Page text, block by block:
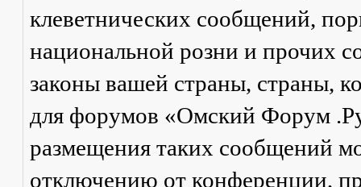
клеветнических сообщений,
национальной розни и прочих
законы вашей страны, страны,
для форумов «Омский Форум
размещения таких сообщений
отключению от конференции,